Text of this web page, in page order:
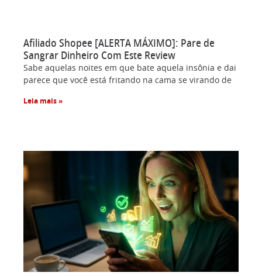
Afiliado Shopee [ALERTA MÁXIMO]: Pare de
Sangrar Dinheiro Com Este Review
Sabe aquelas noites em que bate aquela insônia e dai
parece que você está fritando na cama se virando de
Leia mais »